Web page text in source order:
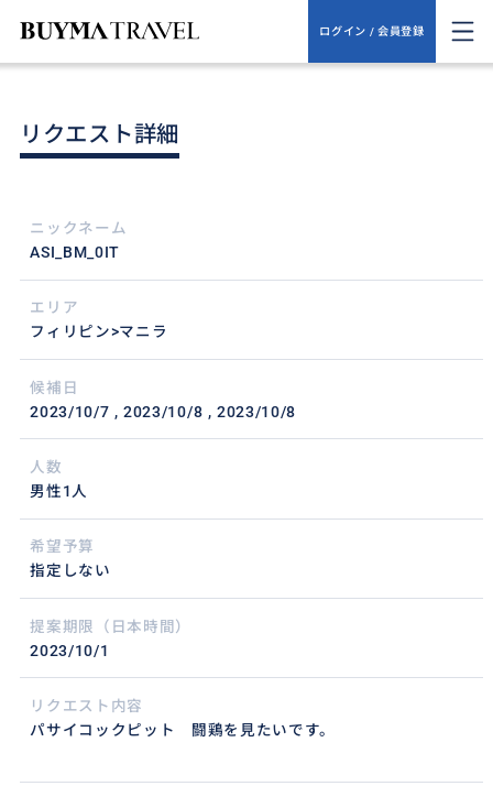
ログイン / 会員登録
リクエスト詳細
ニックネーム
ASI_BM_0IT
エリア
フィリピン>マニラ
候補日
2023/10/7
2023/10/8 2023/10/8
人数
男性1人
希望予算
指定しない
提案期限（日本時間）
2023/10/1
リクエスト内容
パサイコックピット 闘鶏を見たいです。